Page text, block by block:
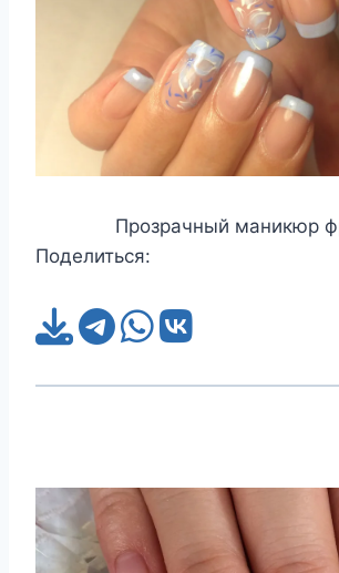
Прозрачный маникюр
Поделиться: